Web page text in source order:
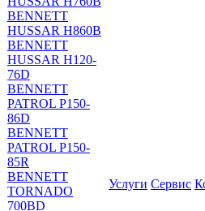
BENNETT
HUSSAR H860B
BENNETT
HUSSAR H120-
76D
BENNETT
PATROL P150-
86D
BENNETT
PATROL P150-
85R
BENNETT
TORNADO
700BD
Услуги Сервис